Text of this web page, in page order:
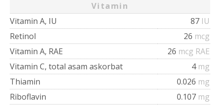
Vitamin
Vitamin A, IU
87 IU
Retinol
26 mcg
Vitamin A, RAE
26 mcg RAE
Vitamin C, total asam askorbat
4 mg
Thiamin
0.026 mg
Riboflavin
0.107 mg